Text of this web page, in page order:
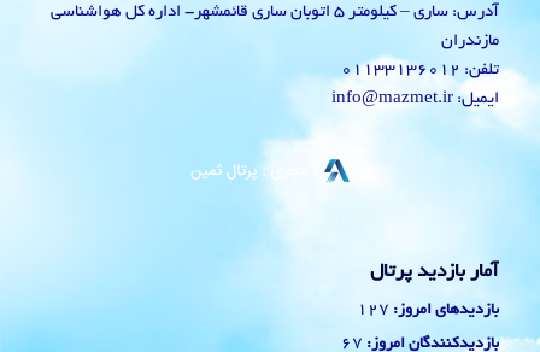
آدرس: ساری – کیلومتر 5 اتوبان ساری قائمشهر- اداره کل هواشناسی
مازندران
تلفن: 01133136012
ایمیل: info@mazmet.ir
آمار بازدید پرتال
بازدیدهای امروز: 127
بازدیدکنندگان امروز: 67